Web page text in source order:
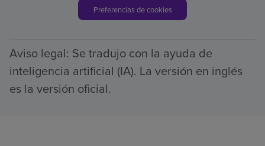
Preferencias de cookies
Aviso legal: Se tradujo con la ayuda de
inteligencia artificial (IA). La versión en inglés
es la versión oficial.